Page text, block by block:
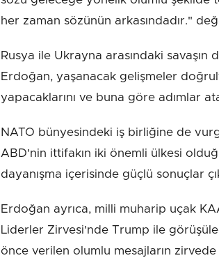
her zaman sözünün arkasındadır."
Rusya ile Ukrayna arasındaki savaşın
Erdoğan, yaşanacak gelişmeler
yapacaklarını ve buna göre adımlar
NATO bünyesindeki iş birliğine de
ABD'nin ittifakın iki önemli ülkesi
dayanışma içerisinde güçlü sonuçlar
Erdoğan ayrıca, milli muharip uçak
Liderler Zirvesi'nde Trump ile
önce verilen olumlu mesajların